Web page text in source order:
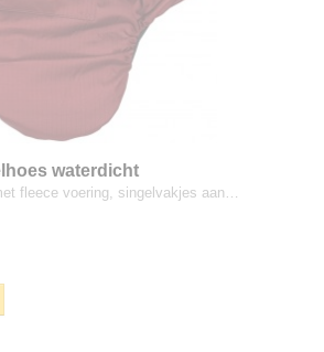
waterdicht
fleece voering, singelvakjes aan…